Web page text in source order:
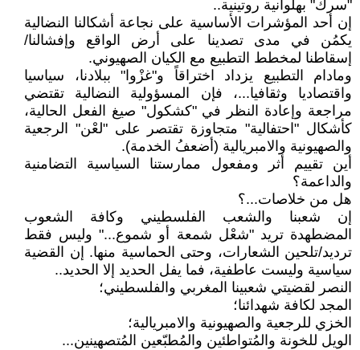
"سرك" بهلوانية روتينية..
إن أحد المؤشرات الأساسية على نجاعة أشكالنا النضالية
يكمُن في مدى تصدينا على أرض الواقع وإفشالنا/
إسقاطنا لمخطط التطبيع مع الكيان الصهيوني.
ومادام التطبيع يزداد اختراقاً و"غزْوا" ببلادنا، سياسيا
واقتصاديا وثقافيا...، فإن المسؤولية النضالية تقتضي
مراجعة وإعادة النظر في "كشكول" صيغ الفعل الحالية،
كأشكال "احتفالية" متجاوزة تقتصر على "لعْن" الرجعية
والصهيونية والامبريالية (أضعفُ الخدمة).
أين تقييم أثر ومفعول ممارستنا السياسية التضامنية
والداعمة؟
هل من خلاصات...؟
إن شعبنا والشعب الفلسطيني وكافة الشعوب
المضطهدة تريد "شعْل شمعة أو شموع..." وليس فقط
ترديد/تلحين الشعارات، وحتى الحماسية منها. إن القضية
سياسية وليست عاطفية، فما يفل الحديد إلا الحديد..
النصر لقضيتي شعبينا المغربي والفلسطيني؛
المجد لكافة شهدائنا؛
الخزي للرجعية والصهيونية والامبريالية؛
الويل للخونة والمُتواطئين والمُطبّعين المُتصهينين...